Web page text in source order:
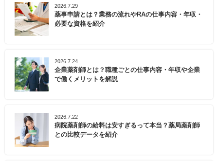
2026.7.29
薬事申請とは？業務の流れやRAの仕事内容・年収・
必要な資格を紹介
2026.7.24
企業薬剤師とは？職種ごとの仕事内容・年収や企業
で働くメリットを解説
2026.7.22
病院薬剤師の給料は安すぎるって本当？薬局薬剤師
との比較データを紹介